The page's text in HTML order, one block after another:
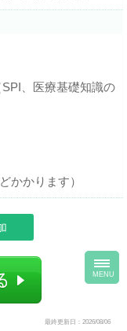
、医療基礎知識の
かかります）
最終更新日：2026/08/06
MENU